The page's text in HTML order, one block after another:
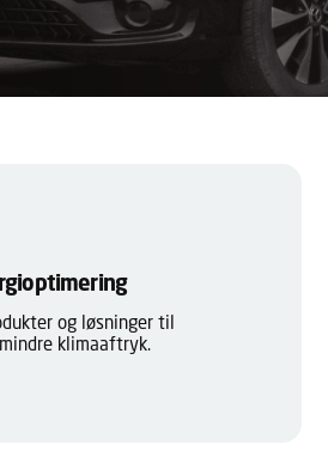
og løsninger til
klimaaftryk.